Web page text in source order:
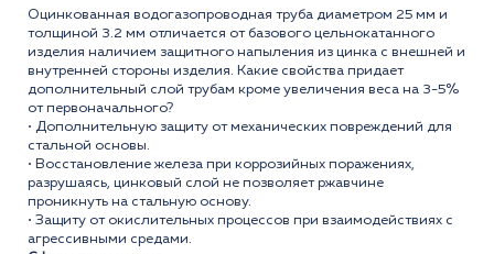
Оцинкованная водогазопроводная труба диаметром 25 мм и
толщиной 3.2 мм отличается от базового цельнокатанного
изделия наличием защитного напыления из цинка с внешней и
внутренней стороны изделия. Какие свойства придает
дополнительный слой трубам кроме увеличения веса на 3-5%
от первоначального?
• Дополнительную защиту от механических повреждений для
стальной основы.
• Восстановление железа при коррозийных поражениях,
разрушаясь, цинковый слой не позволяет ржавчине
проникнуть на стальную основу.
• Защиту от окислительных процессов при взаимодействиях с
агрессивными средами.